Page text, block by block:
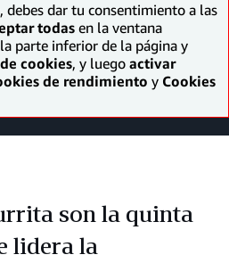
debes dar tu consentimiento a las
todas en la ventana
parte inferior de la página y
cookies, y luego activar
de rendimiento y Cookies
son la quinta
lidera la